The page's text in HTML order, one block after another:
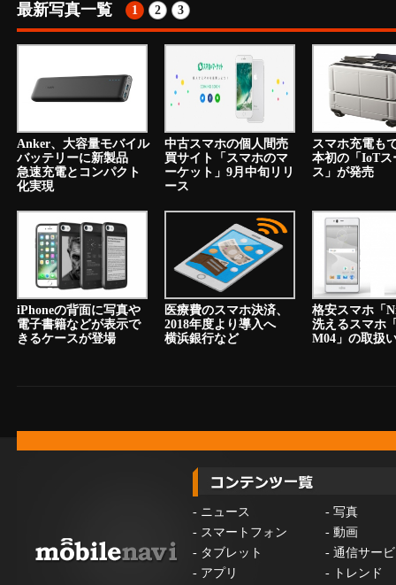
最新写真一覧 1 2 3
Anker、大容量モバイル
バッテリーに新製品
急速充電とコンパクト
化実現
中古スマホの個人間売
買サイト「スマホのマ
ーケット」9月中旬リリ
ース
スマホ充電も
本初の「IoTス
ス」が発売
iPhoneの背面に写真や
電子書籍などが表示で
きるケースが登場
医療費のスマホ決済、
2018年度より導入へ
横浜銀行など
格安スマホ
洗えるスマホ
M04」の取扱
- ニュース - 写真
- スマートフォン - 動画
- タブレット - 通信サー
- アプリ -
トレンド